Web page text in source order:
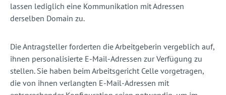
lassen lediglich eine Kommunikation mit Adressen
derselben Domain zu.
Die Antragsteller forderten die Arbeitgeberin vergeblich auf,
ihnen personalisierte E-Mail-Adressen zur Verfügung zu
stellen. Sie haben beim Arbeitsgericht Celle vorgetragen,
die von ihnen verlangten E-Mail-Adressen mit